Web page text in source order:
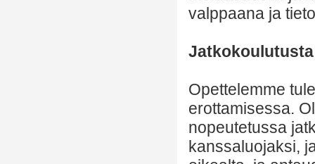
valppaana ja
Jatkokoulutusta
Opettelemme
erottamisessa.
nopeutetussa
kanssaluojaksi,